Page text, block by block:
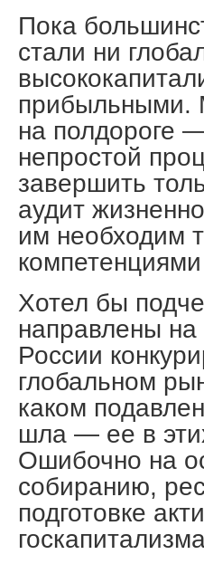
Пока
стали ни
прибыльными.
на полдороге
непростой
завершить
аудит
им необходим
Хотел бы
направлены на
России
глобальном
каком
шла — ее в
Ошибочно на
собиранию,
подготовке